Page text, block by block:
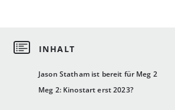
Jason Statham ist bereit für Meg 2
Meg 2: Kinostart erst 2023?